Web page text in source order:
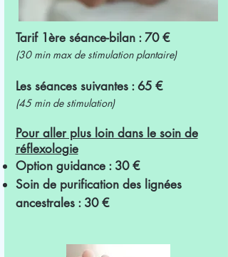
Tarif 1ère séance-bilan : 70 €
(30 min max de stimulation plantaire)
Les séances suivantes : 65 €
(45 min de stimulation)
Pour aller plus loin dans le soin de
réflexologie
Option guidance : 30 €
Soin de purification des lignées
ancestrales : 30 €